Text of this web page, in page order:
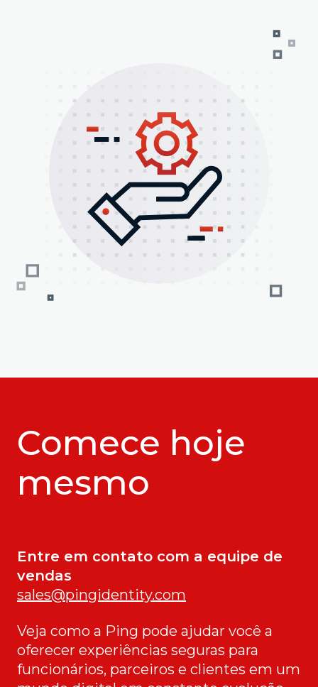
Comece hoje
mesmo
Entre em contato com a equipe de
vendas
sales@pingidentity.com
Veja como a Ping pode ajudar você a
oferecer experiências seguras para
funcionários, parceiros e clientes em um